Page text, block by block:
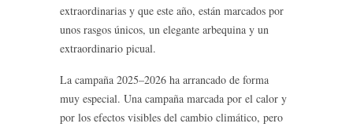
extraordinarias y que este año, están marcados por
unos rasgos únicos, un elegante arbequina y un
extraordinario picual.
La campaña 2025–2026 ha arrancado de forma
muy especial. Una campaña marcada por el calor y
por los efectos visibles del cambio climático, pero